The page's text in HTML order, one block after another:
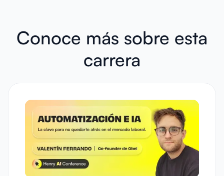
Conoce más sobre esta
carrera